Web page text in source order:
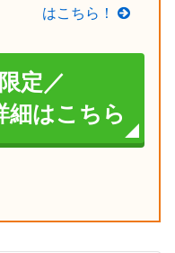
はこちら！
定／
細はこちら